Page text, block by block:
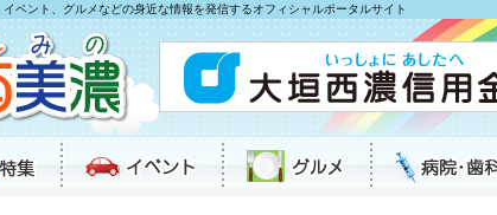
ベント、グルメなどの身近な情報を発信するオフィシャルポータルサイト